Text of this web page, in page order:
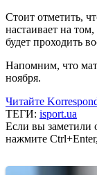
Стоит отметить,
настаивает на
будет проходить
Напомним, что
ноября.
Читайте
ТЕГИ: isport.ua
Если вы заметили
нажмите